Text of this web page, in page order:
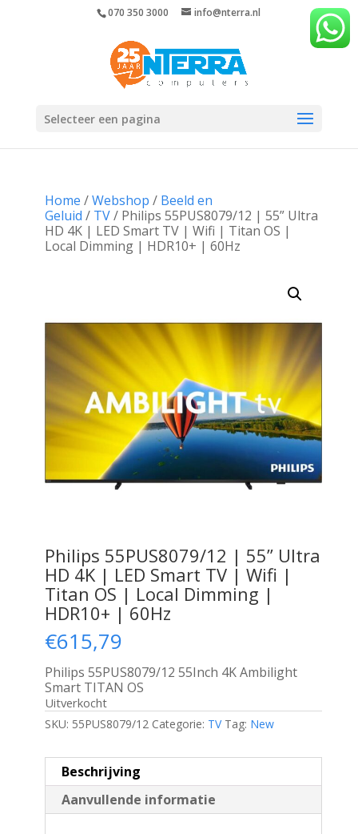
070 350 3000 info@nterra.nl
Selecteer een pagina
Home /Webshop / Beeld en
Geluid / TV/ Philips 55PUS8079/12 | 55” Ultra
HD 4K | LED Smart TV | Wifi | Titan OS |
Local Dimming | HDR10+ | 60Hz
Philips 55PUS8079/12 | 55” Ultra
HD 4K | LED Smart TV | Wifi |
Titan OS | Local Dimming |
HDR10+ | 60Hz
€615,79
Philips 55PUS8079/12 55Inch 4K Ambilight
Smart TITAN OS
Uitverkocht
SKU: 55PUS8079/12 Categorie: TV Tag: New
Beschrijving
Aanvullende informatie